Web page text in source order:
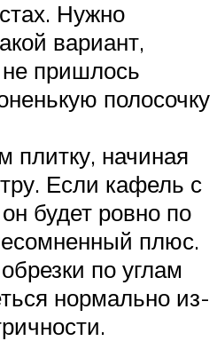
Нужно
вариант,
пришлось
полосочку
плитку, начиная
Если кафель с
будет ровно по
плюс.
по углам
нормально из-